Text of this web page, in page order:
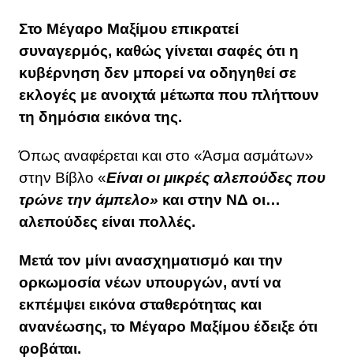
Στο Μέγαρο Μαξίμου επικρατεί
συναγερμός, καθώς γίνεται σαφές ότι η
κυβέρνηση δεν μπορεί να οδηγηθεί σε
εκλογές με ανοιχτά μέτωπα που πλήττουν
τη δημόσια εικόνα της.
Όπως αναφέρεται και στο «Άσμα ασμάτων»
στην Βίβλο «Είναι οι μικρές αλεπούδες που
τρώνε την άμπελο» και στην ΝΔ οι…
αλεπούδες είναι πολλές.
Μετά τον μίνι ανασχηματισμό και την
ορκωμοσία νέων υπουργών, αντί να
εκπέμψει εικόνα σταθερότητας και
ανανέωσης, το Μέγαρο Μαξίμου έδειξε ότι
φοβάται.